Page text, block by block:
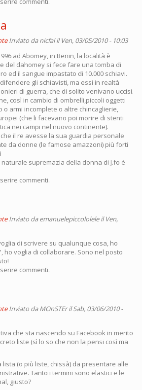
Inviato danicfalil Ven, 03/05/2010 - 10:03
ad Abomey, in Benin, la località è
del dahomey si fece fare una tomba di
ed il sangue impastato di 10.000 schiavi.
gli schiavisti, ma essi in realtà
di guerra, che di solito venivano uccisi.
così in cambio di ombrelli,piccoli oggetti
o armi incomplete o altre chincaglierie,
(che li facevano poi morire di stenti
nei campi nel nuovo continente).
il re avesse la sua guardia personale
da donne (le famose amazzoni) più forti
supremazia della donna di J.fo è
commenti.
Inviato daemanuelepiccololeleil Ven,
di scrivere su qualunque cosa, ho
ho voglia di collaborare. Sono nel posto
commenti.
Inviato daMOnSTEril Sab, 03/06/2010 -
che sta nascendo su Facebook in merito
liste (sì lo so che non la pensi così ma
(o più liste, chissà) da presentare alle
Tanto i termini sono elastici e le
giusto?